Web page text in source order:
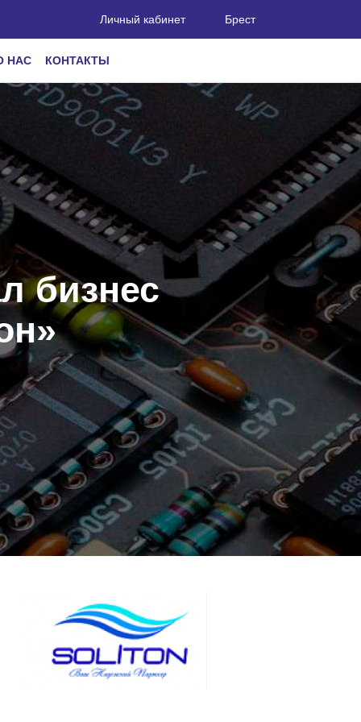
Личный кабинет Брест
НАС КОНТАКТЫ
бизнес